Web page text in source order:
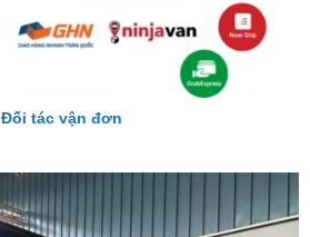
Đối tác vận đơn